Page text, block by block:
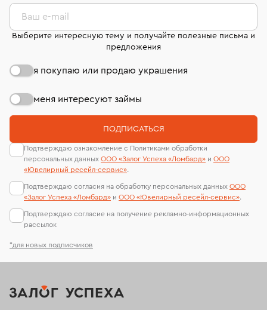
странице«Возврат украшений»
лабораторий
*для новых подписчиков
Ваш e-mail
Выберите интересную тему и получайте полезные письма и
предложения
я покупаю или продаю украшения
меня интересуют займы
ПОДПИСАТЬСЯ
Подтверждаю ознакомление с Политиками обработки
персональных данных ООО «Залог Успеха «Ломбард» и ООО
«Ювелирный ресейл-сервиc».
Подтверждаю согласия на обработку персональных данных ООО
«Залог Успеха «Ломбард» и ООО «Ювелирный ресейл-сервиc».
Подтверждаю согласие на получение рекламно-информационных
рассылок